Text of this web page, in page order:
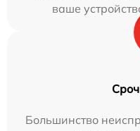
ваше
Большинство